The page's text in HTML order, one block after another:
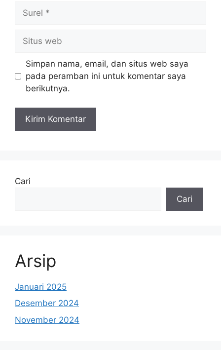
Surel
Situs
web
Simpan nama, email, dan situs web saya
pada peramban ini untuk komentar saya
berikutnya.
Cari
Cari
Arsip
Januari 2025
Desember 2024
November 2024